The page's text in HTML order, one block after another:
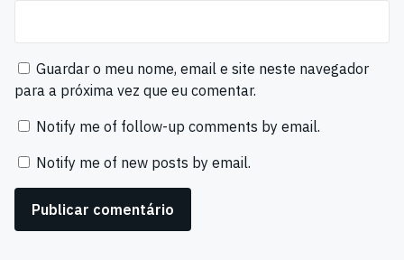
Guardar o meu nome, email e site neste navegador
para a próxima vez que eu comentar.
Notify me of follow-up comments by email.
Notify me of new posts by email.